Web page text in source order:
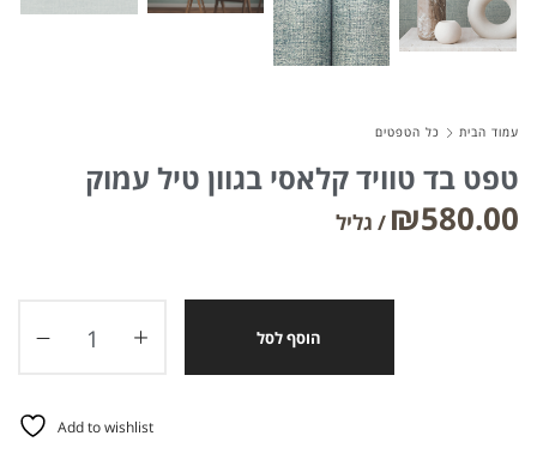
Community
עמוד הבית כל הטפטים
טפט בד טוויד קלאסי בגוון טיל עמוק
₪580.00
הוסף לסל
Add to wishlist